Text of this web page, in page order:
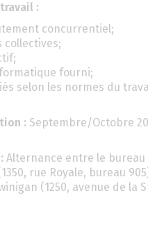
:
concurrentiel;
collectives;
fourni;
selon les normes du
: Septembre/Octobre
Alternance entre le bureau
rue Royale, bureau
(1250, avenue de la